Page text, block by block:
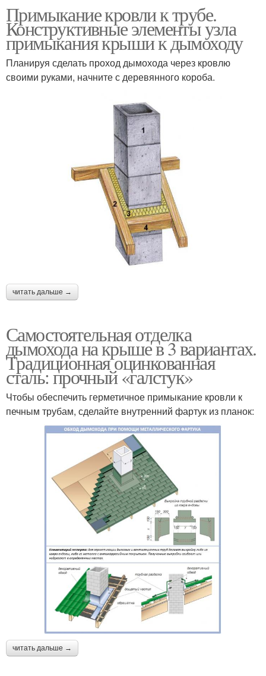
Примыкание кровли к трубе.
Конструктивные элементы узла
примыкания крыши к дымоходу
Планируя сделать проход дымохода через кровлю
своими руками, начните с деревянного короба.
читать дальше →
Самостоятельная отделка
дымохода на крыше в 3 вариантах.
Традиционная оцинкованная
сталь: прочный «галстук»
Чтобы обеспечить герметичное примыкание кровли к
печным трубам, сделайте внутренний фартук из планок:
читать дальше →